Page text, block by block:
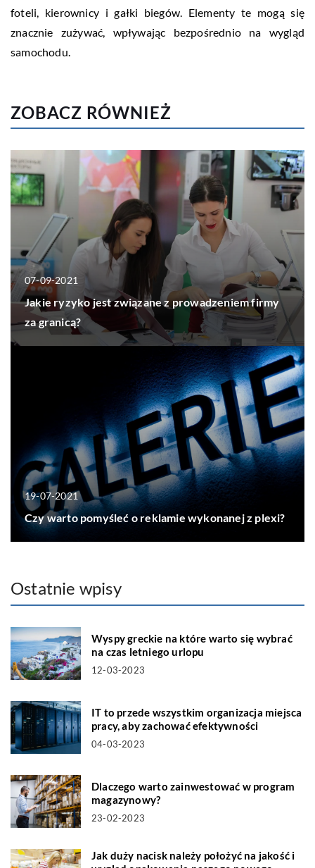
foteli, kierownicy i gałki biegów. Elementy te mogą się
znacznie zużywać, wpływając bezpośrednio na wygląd
samochodu.
ZOBACZ RÓWNIEŻ
07-09-2021
Jakie ryzyko jest związane z prowadzeniem firmy
za granicą?
19-07-2021
Czy warto pomyśleć o reklamie wykonanej z plexi?
Ostatnie wpisy
Wyspy greckie na które warto się wybrać
na czas letniego urlopu
12-03-2023
IT to przede wszystkim organizacja miejsca
pracy, aby zachować efektywności
04-03-2023
Dlaczego warto zainwestować w program
magazynowy?
23-02-2023
Jak duży nacisk należy położyć na jakość i